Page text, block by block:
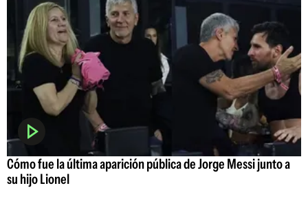
Cómo fue la última aparición pública de Jorge Messi junto a
su hijo Lionel